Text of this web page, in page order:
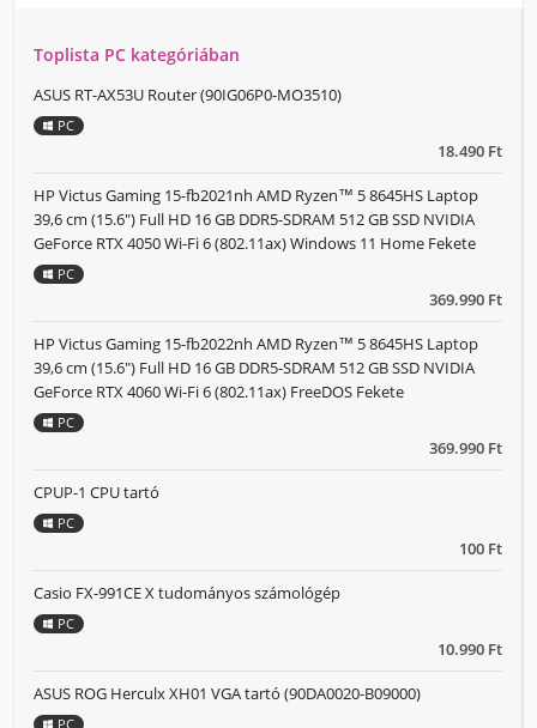
Toplista PC kategóriában
18.490 Ft
ASUS RT-AX53U Router (90IG06P0-MO3510)
PC
369.990 Ft
HP Victus Gaming 15-fb2021nh AMD Ryzen™ 5 8645HS Laptop
39,6 cm (15.6") Full HD 16 GB DDR5-SDRAM 512 GB SSD NVIDIA
GeForce RTX 4050 Wi-Fi 6 (802.11ax) Windows 11 Home Fekete
PC
369.990 Ft
HP Victus Gaming 15-fb2022nh AMD Ryzen™ 5 8645HS Laptop
39,6 cm (15.6") Full HD 16 GB DDR5-SDRAM 512 GB SSD NVIDIA
GeForce RTX 4060 Wi-Fi 6 (802.11ax) FreeDOS Fekete
PC
100 Ft
CPUP-1 CPU tartó
PC
10.990 Ft
Casio FX-991CE X tudományos számológép
PC
ASUS ROG Herculx XH01 VGA tartó (90DA0020-B09000)
PC